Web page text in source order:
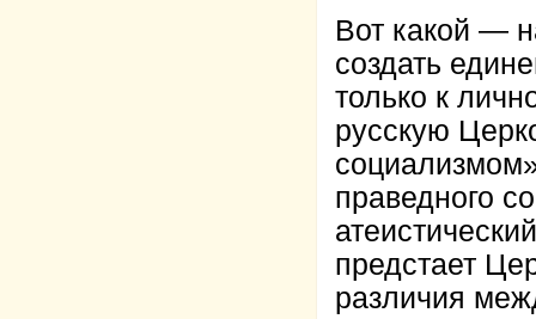
Вот какой —
создать
только к
русскую
праведного
предстает
различия